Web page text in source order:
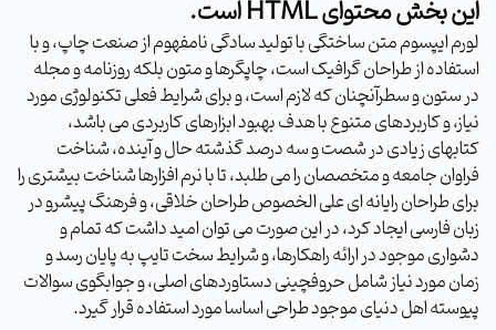
این بخش محتوای HTML است.
لورم ایپسوم متن ساختگی با تولید سادگی نامفهوم از صنعت چاپ، و با
استفاده از طراحان گرافیک است، چاپگرها و متون بلکه روزنامه و مجله
در ستون و سطرآنچنان که لازم است، و برای شرایط فعلی تکنولوژی مورد
نیاز، و کاربردهای متنوع با هدف بهبود ابزارهای کاربردی می باشد،
کتابهای زیادی در شصت و سه درصد گذشته حال و آینده، شناخت
فراوان جامعه و متخصصان را می طلبد، تا با نرم افزارها شناخت بیشتری را
برای طراحان رایانه ای علی الخصوص طراحان خلاقی، و فرهنگ پیشرو در
زبان فارسی ایجاد کرد، در این صورت می توان امید داشت که تمام و
دشواری موجود در ارائه راهکارها، و شرایط سخت تایپ به پایان رسد و
زمان مورد نیاز شامل حروفچینی دستاوردهای اصلی، و جوابگوی سوالات
پیوسته اهل دنیای موجود طراحی اساسا مورد استفاده قرار گیرد.